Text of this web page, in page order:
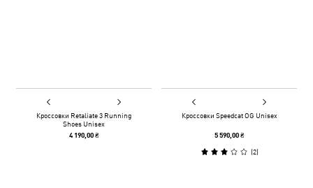
Кроссовки Retaliate 3 Running
Shoes Unisex
4 190,00 ₴
Кроссовки Speedcat OG Unisex
5 590,00 ₴
(2)